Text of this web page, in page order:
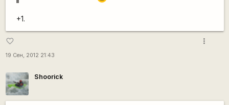
+1.
favorite_border
19 Сен, 2012 21:43
more_vert
Shoorick